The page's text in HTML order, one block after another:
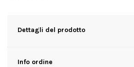
Dettagli del prodotto
Info ordine